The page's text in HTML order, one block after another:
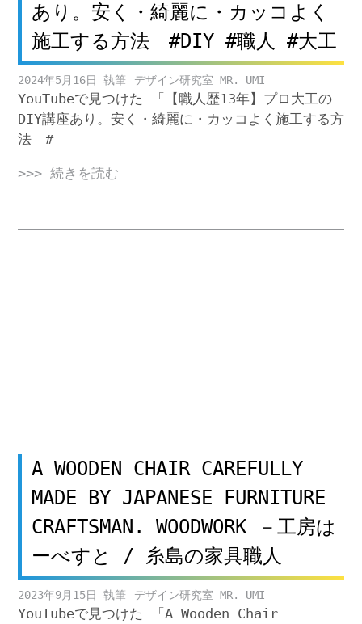
あり。安く・綺麗に・カッコよく
施工する方法 #DIY #職人 #大工
2024年5月16日 デザイン研究室 MR. UMI
YouTubeで見つけた 「【職人歴13年】プロ大工の
DIY講座あり。安く・綺麗に・カッコよく施工する方
法 #
>>> 続きを読む
A WOODEN CHAIR CAREFULLY
MADE BY JAPANESE FURNITURE
CRAFTSMAN. WOODWORK －工房は
ーべすと / 糸島の家具職人
2023年9月15日 デザイン研究室 MR. UMI
YouTubeで見つけた 「A Wooden Chair